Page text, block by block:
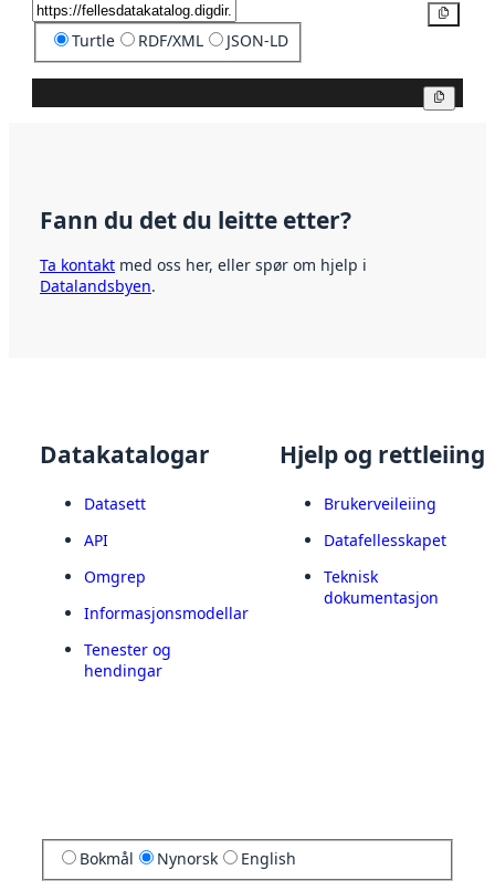
Turtle RDF/XML JSON-LD
Fann du det du leitte etter?
Ta kontakt med oss her, eller spør om hjelp i
Datalandsbyen.
Datakatalogar
Datasett
API
Omgrep
Informasjonsmodellar
Tenester og
hendingar
Hjelp og rettleiing
Brukerveileiing
Datafellesskapet
Teknisk
dokumentasjon
Bokmål Nynorsk English